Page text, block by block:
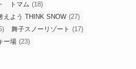
トマム (18)
えよう THINK SNOW (27)
舞子スノーリゾート (17)
ー場 (23)